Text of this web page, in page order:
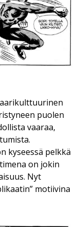
puolen
vaaraa,
kyseessä pelkkä
on jokin
Nyt
motiivina